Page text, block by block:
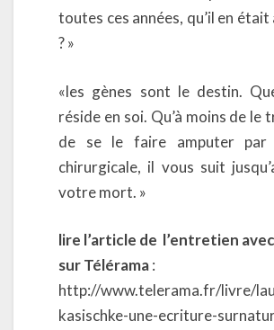
toutes ces années, qu’il en
? »
«les gènes sont le destin.
réside en soi. Qu’à moins de le
de se le faire amputer par
chirurgicale, il vous suit
votre mort. »
lire l’article de l’entretien
sur Télérama:
http://www.telerama.fr/livre/
kasischke-une-ecriture-